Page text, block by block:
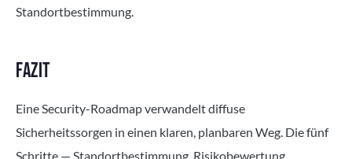
Standortbestimmung.
FAZIT
Eine Security-Roadmap verwandelt diffuse
Sicherheitssorgen in einen klaren, planbaren Weg. Die fünf
Schritte — Standortbestimmung, Risikobewertung,